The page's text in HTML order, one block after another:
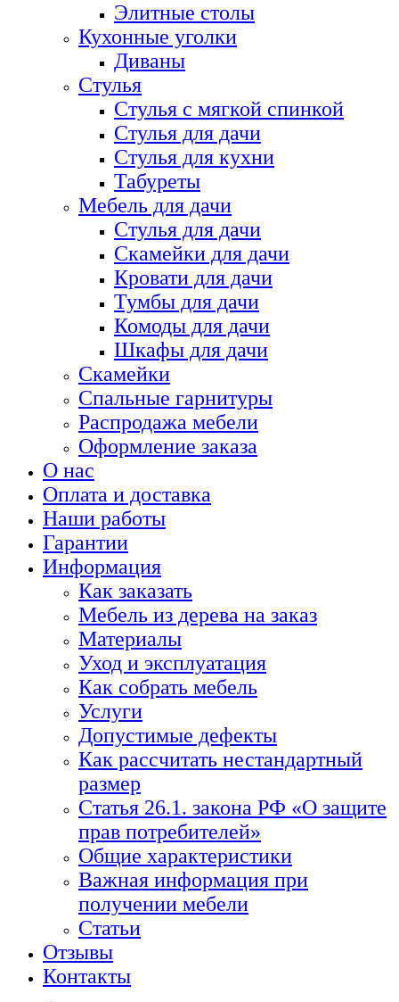
Элитные столы
Кухонные уголки
Диваны
Стулья
Стулья с мягкой спинкой
Стулья для дачи
Стулья для кухни
Табуреты
Мебель для дачи
Стулья для дачи
Скамейки для дачи
Кровати для дачи
Тумбы для дачи
Комоды для дачи
Шкафы для дачи
Скамейки
Спальные гарнитуры
Распродажа мебели
Оформление заказа
О нас
Оплата и доставка
Наши работы
Гарантии
Информация
Как заказать
Мебель из дерева на заказ
Материалы
Уход и эксплуатация
Как собрать мебель
Услуги
Допустимые дефекты
Как рассчитать нестандартный
размер
Статья 26.1. закона РФ «О защите
прав потребителей»
Общие характеристики
Важная информация при
получении мебели
Статьи
Отзывы
Контакты